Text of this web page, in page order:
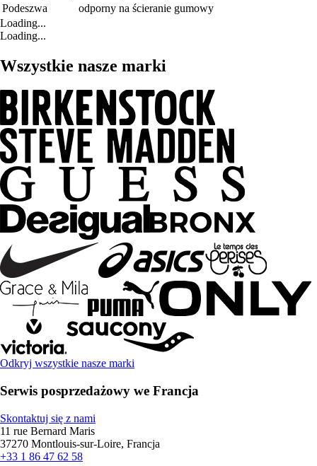
Podeszwa
odporny na ścieranie gumowy
Loading...
Loading...
Wszystkie nasze marki
Odkryj wszystkie nasze marki
Serwis posprzedażowy we Francja
Skontaktuj się z nami
11 rue Bernard Maris
37270 Montlouis-sur-Loire, Francja
+33 1 86 47 62 58